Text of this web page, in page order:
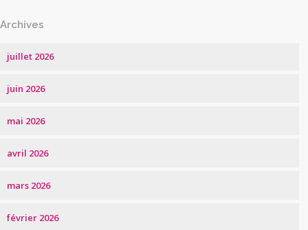
Archives
juillet 2026
juin 2026
mai 2026
avril 2026
mars 2026
février 2026